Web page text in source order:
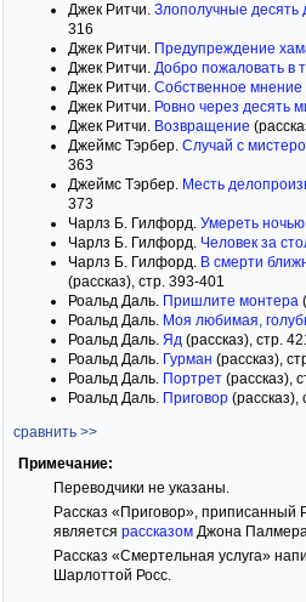
Джек Ритчи. Злополучные десять
316
Джек Ритчи. Предупреждение
Джек Ритчи. Добро пожаловать в
Джек Ритчи. Собственное мнение
Джек Ритчи. Ровно через десять
Джек Ритчи. Возвращение
Джеймс Тэрбер. Случай с
363
Джеймс Тэрбер. Месть
373
Чарлз Б. Гилфорд. Умереть ночью
Чарлз Б. Гилфорд. Человек за
Чарлз Б. Гилфорд. В смерти
(рассказ), стр. 393-401
Роальд Даль. Пришлите монтера
Роальд Даль. Моя любимая,
Роальд Даль. Яд (рассказ), стр.
Роальд Даль. Гурман (рассказ),
Роальд Даль. Портрет (рассказ),
Роальд Даль. Приговор (рассказ),
сравнить >>
Примечание:
Переводчики не указаны.
Рассказ «Приговор», приписанный
является рассказом Джона
Рассказ «Смертельная услуга»
Шарлоттой Росс.